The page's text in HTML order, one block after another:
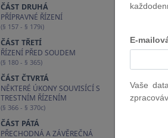
ČÁST DRUHÁ
PŘÍPRAVNÉ ŘÍZENÍ
(§ 157 - § 179i)
ČÁST TŘETÍ
ŘÍZENÍ PŘED SOUDEM
(§ 180 - § 365)
ČÁST ČTVRTÁ
NĚKTERÉ ÚKONY SOUVISÍCÍ S
TRESTNÍM ŘÍZENÍM
(§ 366 - § 370c)
ČÁST PÁTÁ
PŘECHODNÁ A ZÁVĚREČNÁ
E-
Vaše